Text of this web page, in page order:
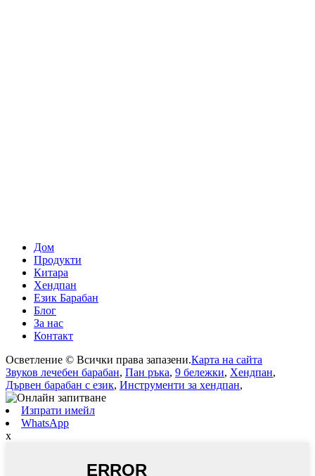
Дом
Продукти
Китара
Хендпан
Език Барабан
Блог
За нас
Контакт
Осветление © Всички права запазени.Карта на сайта
Звуков лечебен барабан, Пан ръка, 9 бележки, Хендпан,
Дървен барабан с език, Инструменти за хендпан,
Изпрати имейл
WhatsApp
x